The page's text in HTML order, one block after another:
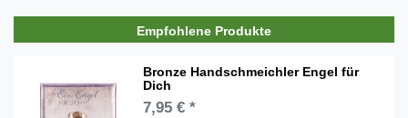
Empfohlene Produkte
Bronze Handschmeichler Engel für
Dich
7,95 € *